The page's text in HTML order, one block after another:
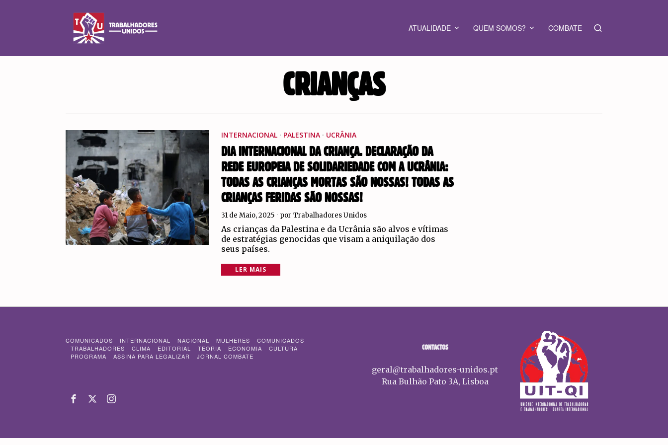
ATUALIDADE QUEM SOMOS? COMBATE
CRIANÇAS
INTERNACIONAL · PALESTINA · UCRÂNIA
DIA INTERNACIONAL DA CRIANÇA. DECLARAÇÃO DA
REDE EUROPEIA DE SOLIDARIEDADE COM A UCRÂNIA:
TODAS AS CRIANÇAS MORTAS SÃO NOSSAS! TODAS AS
CRIANÇAS FERIDAS SÃO NOSSAS!
31 de Maio, 2025 por Trabalhadores Unidos
As crianças da Palestina e da Ucrânia são alvos e vítimas
de estratégias genocidas que visam a aniquilação dos
seus países.
LER MAIS
COMUNICADOS INTERNACIONAL NACIONAL MULHERES
COMUNICADOS
TRABALHADORES
CLIMA EDITORIAL TEORIA ECONOMIA
CULTURA
PROGRAMA
ASSINA PARA LEGALIZAR JORNAL COMBATE
CONTACTOS
geral@trabalhadores-unidos.pt
Rua Bulhão Pato 3A, Lisboa